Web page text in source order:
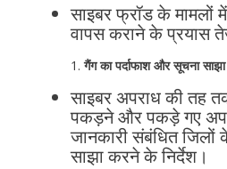
साइबर फ्रॉड के मामलों
वापस कराने के प्रयास
गैंग का पर्दाफाश और सूचना
साइबर अपराध की तह
पकड़ने और पकड़े गए
जानकारी संबंधित जिलों
साझा करने के निर्देश।